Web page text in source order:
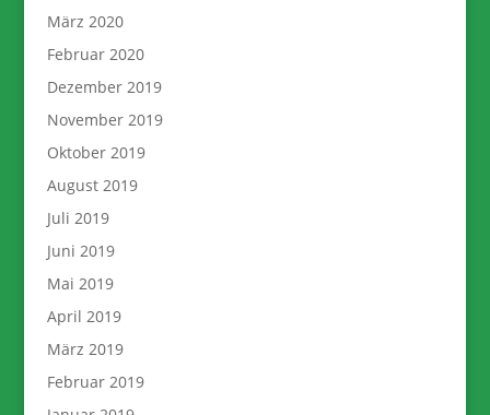
März 2020
Februar 2020
Dezember 2019
November 2019
Oktober 2019
August 2019
Juli 2019
Juni 2019
Mai 2019
April 2019
März 2019
Februar 2019